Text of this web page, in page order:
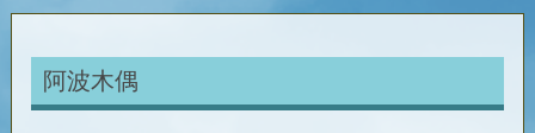
阿波木偶